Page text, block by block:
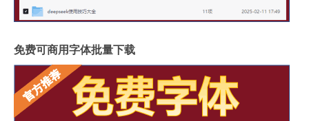
免费可商用字体批量下载